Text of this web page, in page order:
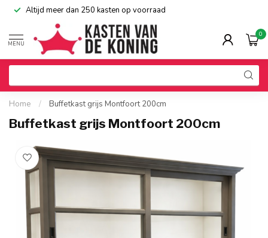
Altijd meer dan 250 kasten op voorraad
MENU
0
Home / Buffetkast grijs Montfoort 200cm
Buffetkast grijs Montfoort 200cm